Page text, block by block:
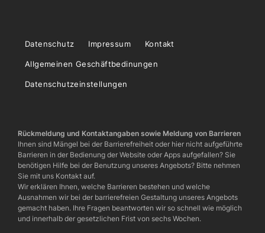
Datenschutz Impressum Kontakt
Allgemeinen Geschäftbedinungen
Datenschutzeinstellungen
Rückmeldung und Kontaktangaben sowie Meldung von Barrieren
Ihnen sind Mängel bei der Barrierefreiheit oder hier nicht aufgeführte
Barrieren in der Bedienung der Website oder Apps aufgefallen? Sie
benötigen Hilfe bei der Benutzung unseres Angebots? Bitte nehmen
Sie mit uns Kontakt auf.
Wir erklären Ihnen, welche Barrieren bestehen und welche
Ausnahmen wir bei der barrierefreien Gestaltung unseres Angebots
gemacht haben. Ihre Fragen beantworten wir so schnell wie möglich
und innerhalb der gesetzlichen Frist von sechs Wochen.